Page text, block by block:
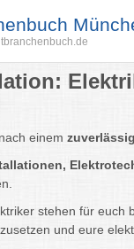
einem
stehen für euch
und eure